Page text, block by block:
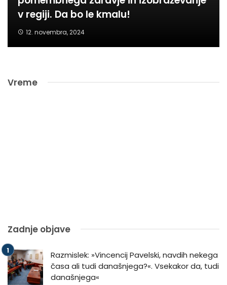
v regiji. Da bo le kmalu!
12. novembra, 2024
Vreme
Zadnje objave
Razmislek: »Vincencij Pavelski, navdih nekega
časa ali tudi današnjega?«. Vsekakor da, tudi
današnjega«